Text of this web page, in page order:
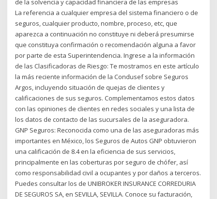
de la solvencia y capacidad financiera de las empresas
La referencia a cualquier empresa del sistema financiero o de
seguros, cualquier producto, nombre, proceso, etc, que
aparezca a continuación no constituye ni deberá presumirse
que constituya confirmación o recomendación alguna a favor
por parte de esta Superintendencia. Ingrese a la información
de las Clasificadoras de Riesgo: Te mostramos en este artículo
la más reciente información de la Condusef sobre Seguros
Argos, incluyendo situación de quejas de clientes y
calificaciones de sus seguros. Complementamos estos datos
con las opiniones de clientes en redes sociales y una lista de
los datos de contacto de las sucursales de la aseguradora.
GNP Seguros: Reconocida como una de las aseguradoras más
importantes en México, los Seguros de Autos GNP obtuvieron
una calificación de 8.4 en la eficiencia de sus servicios,
principalmente en las coberturas por seguro de chófer, así
como responsabilidad civil a ocupantes y por daños a terceros.
Puedes consultar los de UNIBROKER INSURANCE CORREDURIA
DE SEGUROS SA, en SEVILLA, SEVILLA. Conoce su facturación,